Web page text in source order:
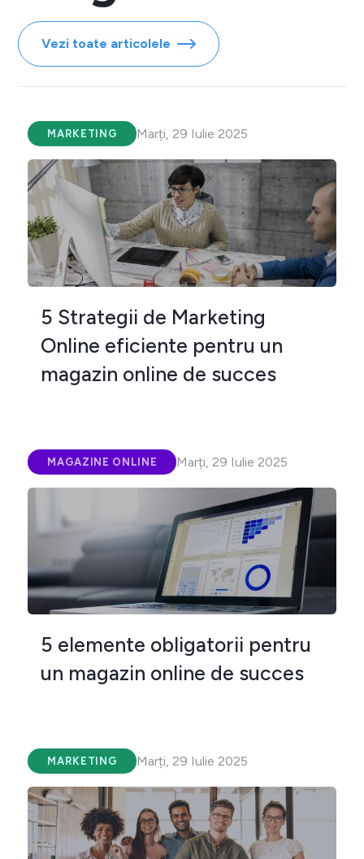
Vezi toate articolele
MARKETING Marți, 29 Iulie 2025
5 Strategii de Marketing
Online eficiente pentru un
magazin online de succes
MAGAZINE ONLINE Marți, 29 Iulie 2025
5 elemente obligatorii pentru
un magazin online de succes
MARKETING Marți, 29 Iulie 2025